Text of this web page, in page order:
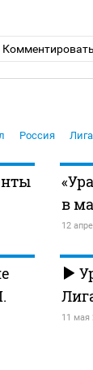
Комментировать
Россия
в
12
11 мая